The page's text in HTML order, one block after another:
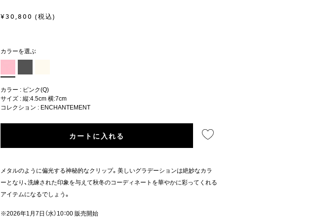
¥30,800 (税込)
カラーを選ぶ
カラー : ピンク(Q)
サイズ : 縦:4.5cm 横:7cm
コレクション : ENCHANTEMENT
カートに入れる
メタルのように偏光する神秘的なクリップ。美しいグラデーションは絶妙なカラ
ーとなり、洗練された印象を与えて秋冬のコーディネートを華やかに彩ってくれる
アイテムになるでしょう。
※2026年1月7日（水）10：00 販売開始